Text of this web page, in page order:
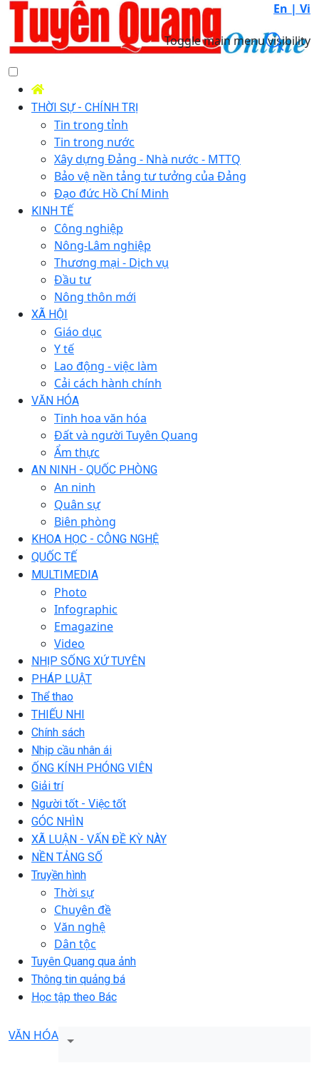
En | Vi
Toggle main menu visibility
THỜI SỰ - CHÍNH TRỊ
Tin trong tỉnh
Tin trong nước
Xây dựng Đảng - Nhà nước - MTTQ
Bảo vệ nền tảng tư tưởng của Đảng
Đạo đức Hồ Chí Minh
KINH TẾ
Công nghiệp
Nông-Lâm nghiệp
Thương mại - Dịch vụ
Đầu tư
Nông thôn mới
XÃ HỘI
Giáo dục
Y tế
Lao động - việc làm
Cải cách hành chính
VĂN HÓA
Tinh hoa văn hóa
Đất và người Tuyên Quang
Ẩm thực
AN NINH - QUỐC PHÒNG
An ninh
Quân sự
Biên phòng
KHOA HỌC - CÔNG NGHỆ
QUỐC TẾ
MULTIMEDIA
Photo
Infographic
Emagazine
Video
NHỊP SỐNG XỨ TUYÊN
PHÁP LUẬT
Thể thao
THIẾU NHI
Chính sách
Nhịp cầu nhân ái
ỐNG KÍNH PHÓNG VIÊN
Giải trí
Người tốt - Việc tốt
GÓC NHÌN
XÃ LUẬN - VẤN ĐỀ KỲ NÀY
NỀN TẢNG SỐ
Truyền hình
Thời sự
Chuyên đề
Văn nghệ
Dân tộc
Tuyên Quang qua ảnh
Thông tin quảng bá
Học tập theo Bác
VĂN HÓA